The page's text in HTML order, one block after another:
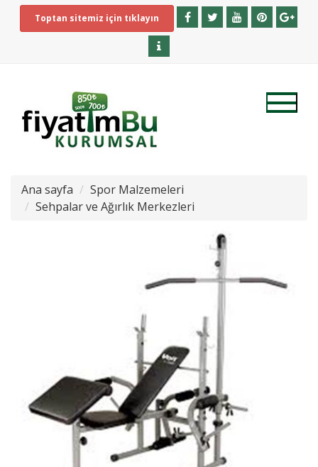
Toptan sitemiz için tıklayın
Ana sayfa
Spor Malzemeleri
Sehpalar ve Ağırlık Merkezleri